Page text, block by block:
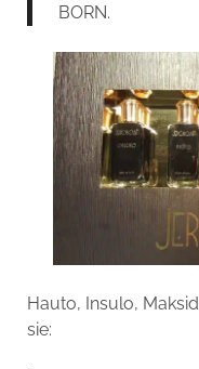
BORN.
Hauto, Insulo,
sie: